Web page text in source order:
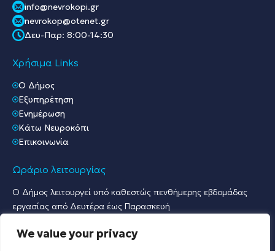
We value your privacy
info@nevrokopi.gr
nevrokop@otenet.gr
Δευ-Παρ: 8:00-14:30
Χρήσιμα Links
O Δήμος
Εξυπηρέτηση
Ενημέρωση
Κάτω Νευροκόπι
Επικοινωνία
Ωράριο λειτουργίας
Ο Δήμος λειτουργεί υπό καθεστώς πενθήμερης εβδομάδας
εργασίας από Δευτέρα έως Παρασκευή
Γραφείο Πρωτοκόλλου & Γραφεία Υποδοχής Πολιτών: